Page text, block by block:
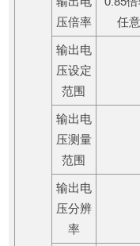
压倍率
任
输出电
压设定
范围
输出电
压测量
范围
输出电
压分辨
率